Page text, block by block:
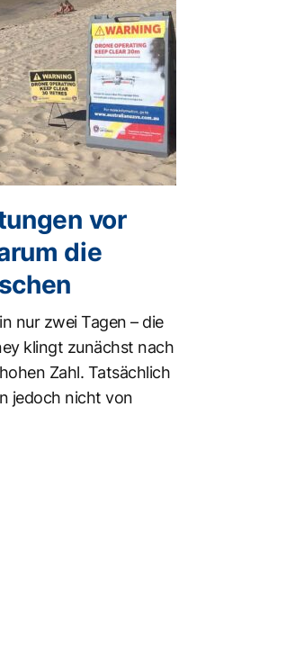
vor
die
nur zwei Tagen – die
klingt zunächst nach
Zahl. Tatsächlich
jedoch nicht von